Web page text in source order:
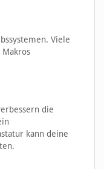
Viele
die
kann deine